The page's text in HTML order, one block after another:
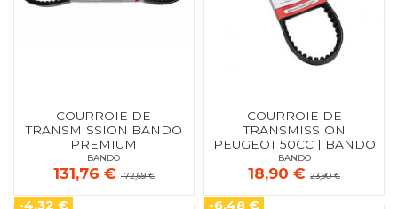
COURROIE DE
TRANSMISSION BANDO
PREMIUM
BANDO
131,76 € 172,69 €
COURROIE DE
TRANSMISSION
PEUGEOT 50CC | BANDO
S17-001
BANDO
18,90 €23,90 €
-4,32 € -6,48 €